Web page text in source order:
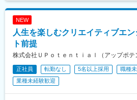
駅、京成金町駅、葛西駅、綱島駅、
駅、稲毛駅、明大前駅、分倍河原駅
橋駅、草加駅、湘南台駅、新大久保
虎ノ門駅、大泉学園駅、二俣川駅、
駅、たまプラーザ駅、成城学園前駅
NEW
人生を楽しむクリエイティブエ
ト前提
株式会社ＵＰｏｔｅｎｔｉａｌ（アップポテ
正社員 転勤なし 5名以上採用
職種
業種未経験歓迎